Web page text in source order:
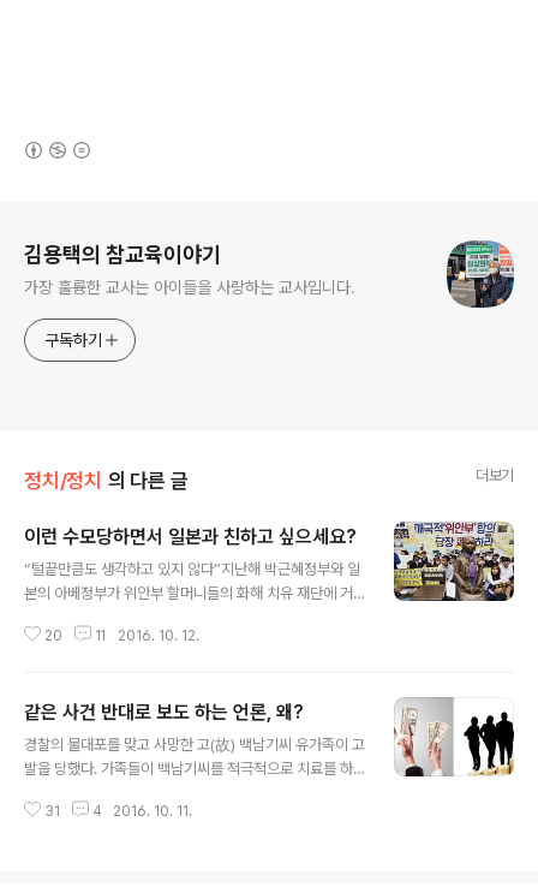
김용택의 참교육이야기
가장 훌륭한 교사는 아이들을 사랑하는 교사입니다.
구독하기
정치/정치 의 다른 글 더보기
이런 수모당하면서 일본과 친하고 싶으세요?
“털끝만큼도 생각하고 있지 않다”지난해 박근혜정부와 일
본의 아베정부가 위안부 할머니들의 화해 치유 재단에 거
의향이 있느냐는 질문에 대한 대답이다. ‘사과가 아니라 돈
으로 환산하면 약 97억 원)을 줬으니 책임이 없이 마무리
됐다는 뜻이다. 참으로 잔인한 인종들이다. 아베 신조... 그
가 최소한의 인간의 양심을 가진 사람이기를 바랐지만 그
사악한 짐승이었다. 일본군이 노동착취를 위해 끌고 간 16
20 11 2016. 10. 12.
같은 사건 반대로 보도 하는 언론, 왜?
경찰의 물대포를 맞고 사망한 고(故) 백남기씨 유가족이 고
발을 당했다. 가족들이 백남기씨를 적극적으로 치료를 하
는 이유다. "뇌출혈 후 유족이 연명치료를 원치 않아 최선
31 4 2016. 10. 11.